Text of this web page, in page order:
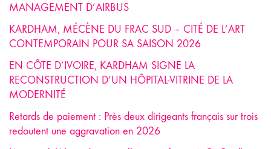
MANAGEMENT D’AIRBUS
KARDHAM, MÉCÈNE DU FRAC SUD – CITÉ DE L’ART
CONTEMPORAIN POUR SA SAISON 2026
EN CÔTE D’IVOIRE, KARDHAM SIGNE LA
RECONSTRUCTION D’UN HÔPITAL-VITRINE DE LA
MODERNITÉ
Retards de paiement : Près deux dirigeants français sur trois
redoutent une aggravation en 2026